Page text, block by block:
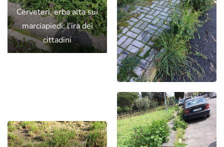
Cerveteri, erba alta sui
marciapiedi: l’ira dei
cittadini